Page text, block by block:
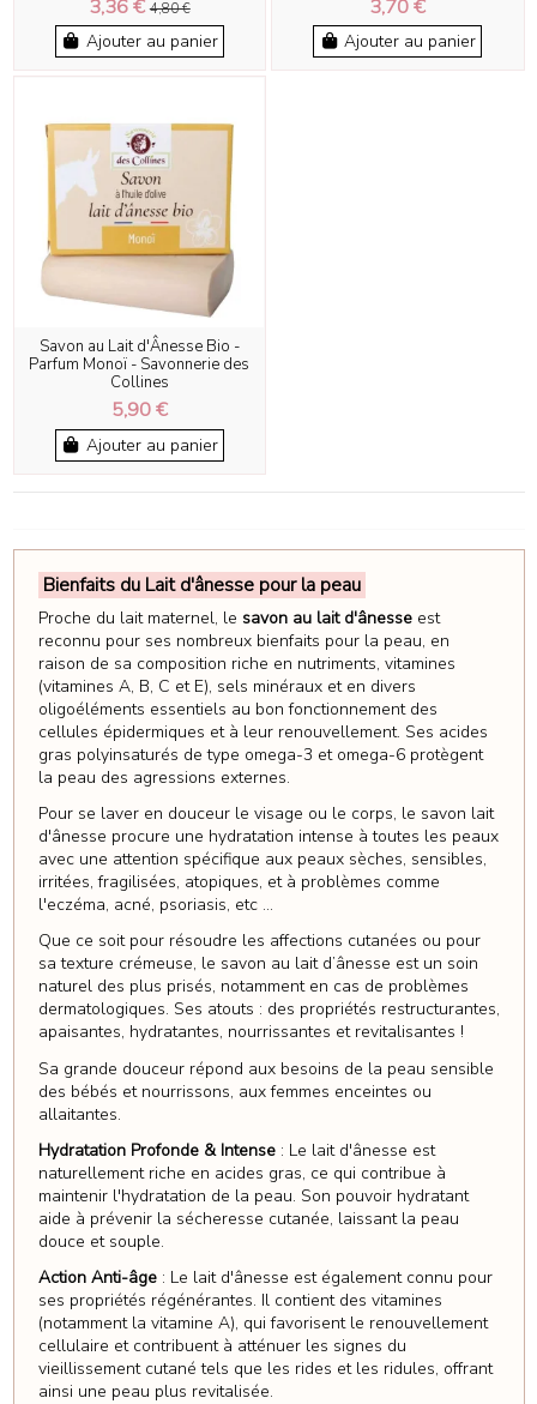
3,36 €4,80 €
Ajouter au panier
3,70 €
Ajouter au panier
Savon au Lait d'Ânesse Bio -
Parfum Monoï - Savonnerie des
Collines
5,90 €
Ajouter au panier
Bienfaits du Lait d'ânesse pour la peau
Proche du lait maternel, le savon au lait d'ânesseest
reconnu pour ses nombreux bienfaits pour la peau, en
raison de sa composition riche en nutriments, vitamines
(vitamines A, B, C et E), sels minéraux et en divers
oligoéléments essentiels au bon fonctionnement des
cellules épidermiques et à leur renouvellement. Ses acides
gras polyinsaturés de type omega-3 et omega-6 protègent
la peau des agressions externes.
Pour se laver en douceur le visage ou le corps, le savon lait
d'ânesse procure une hydratation intense à toutes les peaux
avec une attention spécifique aux peaux sèches, sensibles,
irritées, fragilisées, atopiques, et à problèmes comme
l'eczéma, acné, psoriasis, etc ...
Que ce soit pour résoudre les affections cutanées ou pour
sa texture crémeuse, le savon au lait d’ânesse est un soin
naturel des plus prisés, notamment en cas de problèmes
dermatologiques. Ses atouts : des propriétés restructurantes,
apaisantes, hydratantes, nourrissantes et revitalisantes !
Sa grande douceur répond aux besoins de la peau sensible
des bébés et nourrissons, aux femmes enceintes ou
allaitantes.
Hydratation Profonde & Intense: Le lait d'ânesse est
naturellement riche en acides gras, ce qui contribue à
maintenir l'hydratation de la peau. Son pouvoir hydratant
aide à prévenir la sécheresse cutanée, laissant la peau
douce et souple.
Action Anti-âge: Le lait d'ânesse est également connu pour
ses propriétés régénérantes. Il contient des vitamines
(notamment la vitamine A), qui favorisent le renouvellement
cellulaire et contribuent à atténuer les signes du
vieillissement cutané tels que les rides et les ridules, offrant
ainsi une peau plus revitalisée.